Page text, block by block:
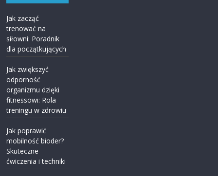
Jak zacząć
trenować na
siłowni: Poradnik
dla początkujących
Jak zwiększyć
odporność
organizmu dzięki
fitnessowi: Rola
treningu w zdrowiu
Jak poprawić
mobilność bioder?
Skuteczne
ćwiczenia i techniki